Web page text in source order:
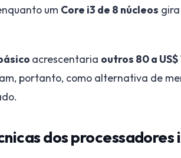
um Core i3 de 8 núcleos
acrescentaria outros 80 a US$
portanto, como alternativa de
dos